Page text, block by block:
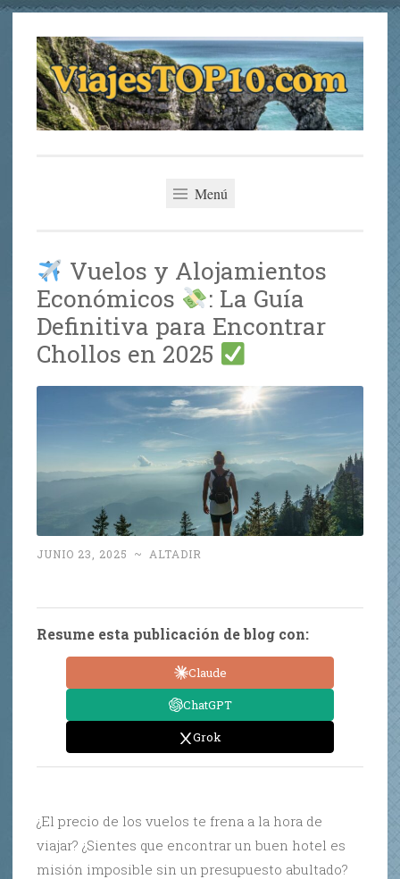
Saltar
al
contenido
Menú
Vuelos y Alojamientos
Económicos
: La Guía
Definitiva para Encontrar
Chollos en 2025
JUNIO 23, 2025 ~ ALTADIR
Resume esta publicación de blog con:
Claude
ChatGPT
Grok
¿El precio de los vuelos te frena a la hora de
viajar? ¿Sientes que encontrar un buen hotel es
misión imposible sin un presupuesto abultado?